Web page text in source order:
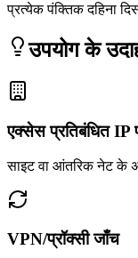
प्रत्येक पंक्तिक दहिना
उपयोग के
एक्सेस प्रतिबंधित IP
साइट वा आंतरिक नेट के
VPN/प्रॉक्सी जाँच